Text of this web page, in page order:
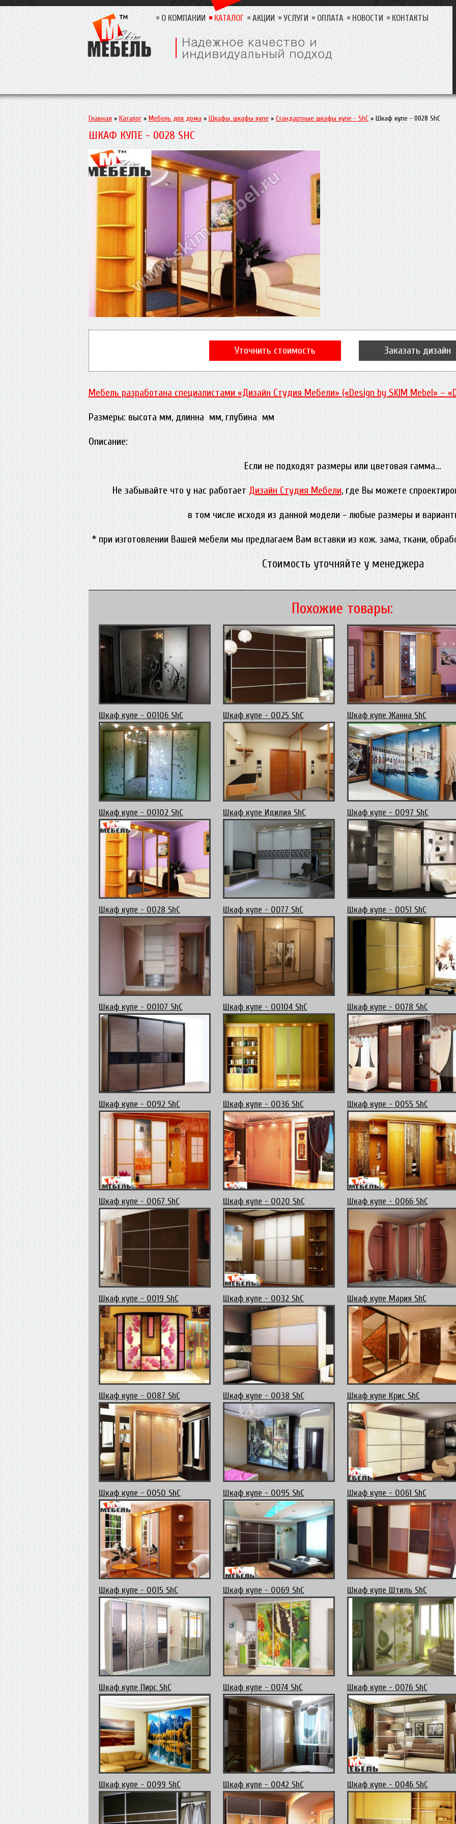
О КОМПАНИИ КАТАЛОГ АКЦИИ УСЛУГИ ОПЛАТА НОВОСТИ КОНТАКТЫ
Главная » Каталог» Мебель для дома » Шкафы, шкафы купе » Стандартные шкафы купе - ShC» Шкаф купе - 0028 ShC
ШКАФ КУПЕ - 0028 SHC
Уточнить стоимость Заказать дизайн
Мебель разработана специалистами «Дизайн Студия Мебели» («Design by SKIM Mebel» –
Размеры: высота мм, длинна мм, глубина мм
Описание:
Если не подходят размеры или цветовая гамма...
Не забывайте что у нас работает Дизайн Студия Мебели, где Вы можете
в том числе исходя из данной модели - любые размеры и
* при изготовлении Вашей мебели мы предлагаем Вам вставки из кож. зама, ткани,
Стоимость уточняйте у менеджера
Похожие товары:
Шкаф купе - 00106 ShC Шкаф купе - 0025 ShC Шкаф купе Жанна ShC
Шкаф купе - 00102 ShC Шкаф купе Идилия ShC Шкаф купе - 0097 ShC
Шкаф купе - 0028 ShC Шкаф купе - 0077 ShC Шкаф купе - 0051 ShC
Шкаф купе - 00107 ShC Шкаф купе - 00104 ShC Шкаф купе - 0078 ShC
Шкаф купе - 0092 ShC Шкаф купе - 0036 ShC Шкаф купе - 0055 ShC
Шкаф купе - 0067 ShC Шкаф купе - 0020 ShC Шкаф купе - 0066 ShC
Шкаф купе - 0019 ShC Шкаф купе - 0032 ShC Шкаф купе Мария ShC
Шкаф купе - 0087 ShC Шкаф купе - 0038 ShC Шкаф купе Крис ShC
Шкаф купе - 0050 ShC Шкаф купе - 0095 ShC Шкаф купе - 0061 ShC
Шкаф купе - 0015 ShC Шкаф купе - 0069 ShC Шкаф купе Штиль ShC
Шкаф купе Пирс ShC Шкаф купе - 0074 ShC Шкаф купе - 0076 ShC
Шкаф купе - 0099 ShC Шкаф купе - 0042 ShC Шкаф купе - 0046 ShC